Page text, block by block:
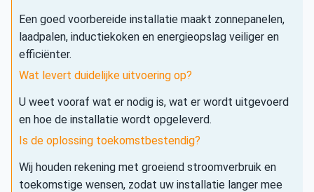
Een goed voorbereide installatie maakt zonnepanelen,
laadpalen, inductiekoken en energieopslag veiliger en
efficiënter.
Wat levert duidelijke uitvoering op?
U weet vooraf wat er nodig is, wat er wordt uitgevoerd
en hoe de installatie wordt opgeleverd.
Is de oplossing toekomstbestendig?
Wij houden rekening met groeiend stroomverbruik en
toekomstige wensen, zodat uw installatie langer mee